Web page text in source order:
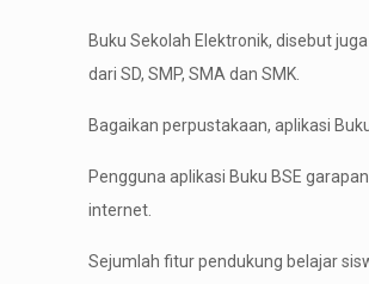
Buku Sekolah Elektronik, disebut
dari SD, SMP, SMA dan SMK.
Bagaikan perpustakaan, aplikasi
Pengguna aplikasi Buku BSE
internet.
Sejumlah fitur pendukung belajar